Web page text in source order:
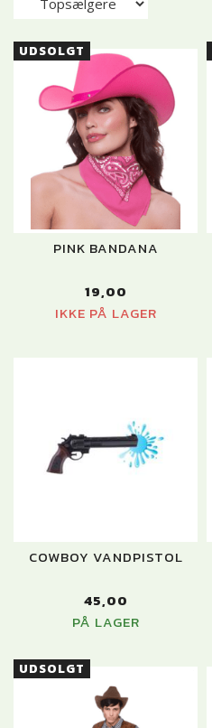
UDSOLGT
PINK BANDANA
19,00
IKKE PÅ LAGER
COWBOY VANDPISTOL
45,00
PÅ LAGER
UDSOLGT